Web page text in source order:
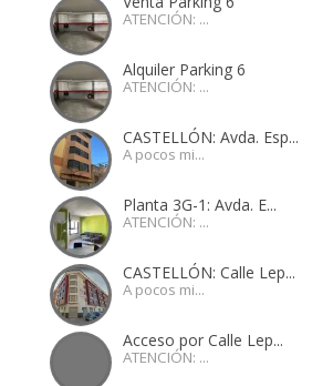
ATENCIÓN: ...
Alquiler Parking 6
ATENCIÓN: ...
CASTELLÓN: Avda. Esp...
A pocos mi...
Planta 3G-1: Avda. E...
ATENCIÓN: ...
CASTELLÓN: Calle Lep...
A pocos mi...
Acceso por Calle Lep...
ATENCIÓN: ...